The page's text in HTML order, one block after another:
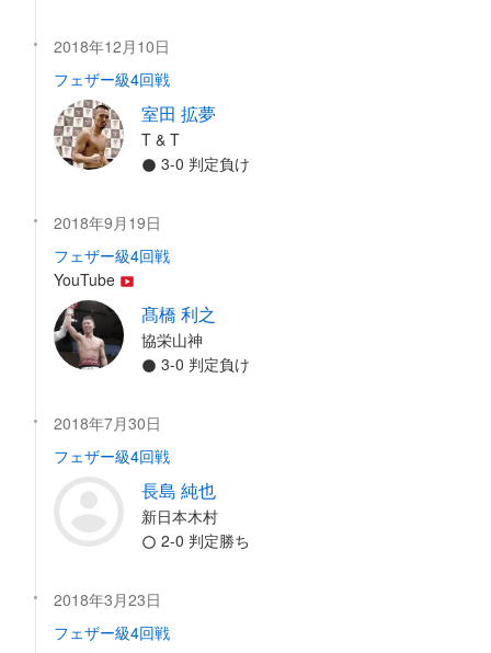
2018年12月10日
フェザー級4回戦
室田 拡夢
T & T
3-0 判定負け
2018年9月19日
フェザー級4回戦
YouTube
髙橋 利之
協栄山神
3-0 判定負け
2018年7月30日
フェザー級4回戦
長島 純也
新日本木村
2-0 判定勝ち
2018年3月23日
フェザー級4回戦